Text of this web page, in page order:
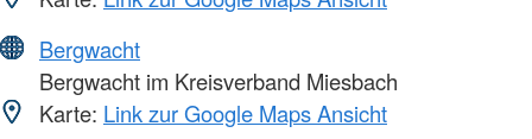
Bergwacht
Bergwacht im Kreisverband Miesbach
Karte: Link zur Google Maps Ansicht